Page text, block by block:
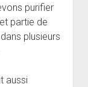
purifier
partie de
plusieurs
aussi